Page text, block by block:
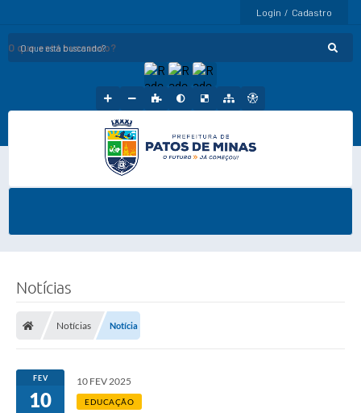
Login / Cadastro
O que está buscando?
Notícias
Notícias Notícia
FEV
10
10 FEV 2025
EDUCAÇÃO